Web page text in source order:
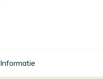
Informatie